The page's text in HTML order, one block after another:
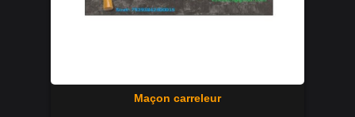
Maçon carreleur